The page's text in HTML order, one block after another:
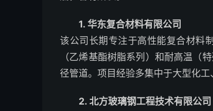
1. 华东复合材料有限公司
该公司长期专注于高性能复合材料
（乙烯基酯树脂系列）和耐高温（
径管道。项目经验多集中于大型化
2. 北方玻璃钢工程技术有限公司